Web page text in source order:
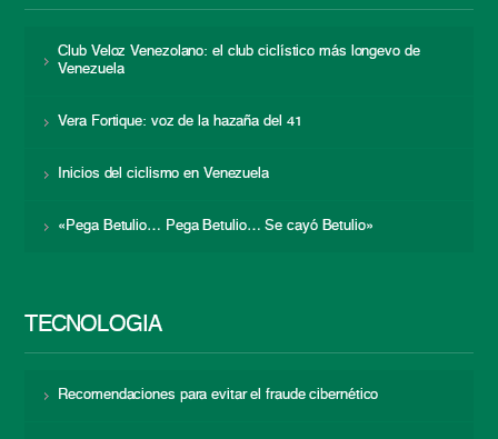
Club Veloz Venezolano: el club ciclístico más longevo de
Venezuela
Vera Fortique: voz de la hazaña del 41
Inicios del ciclismo en Venezuela
«Pega Betulio… Pega Betulio… Se cayó Betulio»
TECNOLOGÍA
Recomendaciones para evitar el fraude cibernético